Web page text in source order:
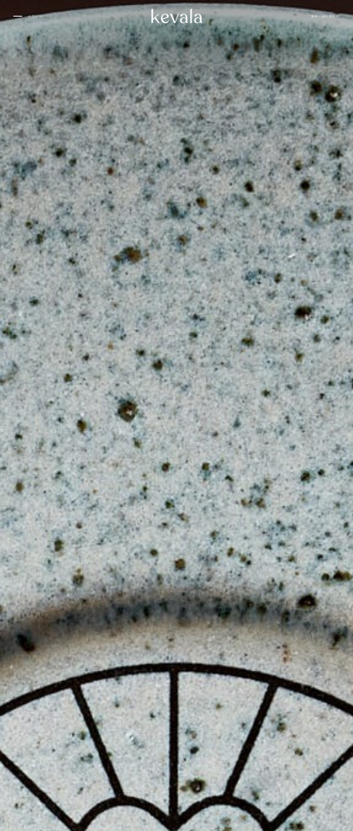
メニュー
展示 日本語
家
ケヴ
ァラ
につ
いて
私た
ちと
一緒
に働
きま
せん
か
人々
ギャ
ラリ
ー
ブロ
グ
ケヴ
ァ
ラ・
スタ
ジ
オ・
セラ
ミッ
クス
その
瞳を
通し
て
持続
可能
性
場所
私た
ちと
つな
がり
まし
ょう
ケヴァラ
本社
Kesiman, Kec. Denpasar Tim.
Kota Denpasar, Bali
80237
カンティーナ・カーロ、リッツ・カールトン・バーレーン
ブアハン、バンヤンツリー・エスケープ
ローズウッド ドーハ
サマンヴァヤ
1 ホテル東京
インターコンチネンタル ダナン
フォーシーズンズ スパ、ジャカルタ
シックスセンス 08
カペラホテル 09
ラッフルズ バーレーン10
インディゴ、オマーン
ケヤキ パン パシフィック、ジャカルタ12
ウォルドルフ・アストリア
Ta’aktana、高級ラブアン バホ
ローズウッド、ホイアン ベトナム
ニヒ
アマンリゾート 17
寂
ザ・ランガム
アリラ・コタイファル・モルディブ20
インディゴ、バンドン
リージェント・フーコック22
アプルヴァ・ケンピンスキー23
セント・レジス
四季
ザ・リッツ・カールトン26
ラッフルズ・シンガポール
バウェ島リゾート
ブルガリ リゾート
スアルガ・パダンパダン 30
キャップ・カラソ
ジュメイラ
ティップリング・クラブ
ロカボアNXT 34
セ・ラ・ヴィ
落ち着き36
バー・ヴェラ・ビストロ
ヴォルフガング・パック
クカ
シェルター
ボカシ
ナエ：うん
リリー・リー 43
ハニー＆スモーク 44
KOI デザートバー 45
シ・ジン46
ママさん
雷神鉄板焼き
イーストマン・コーヒーハウス49
洞窟
侘び寂び
ユニレストラン52
モーテル・メキシコラ